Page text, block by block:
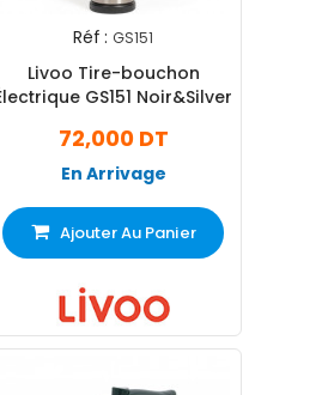
Réf : GS151
Livoo Tire-bouchon
GS151 Noir&Silver
72,000 DT
En Arrivage
Ajouter Au Panier